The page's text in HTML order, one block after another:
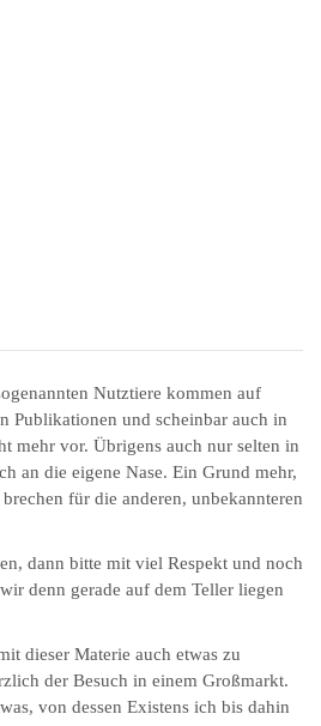
Nutztiere kommen auf
Publikationen und scheinbar auch in
mehr vor. Übrigens auch nur selten in
an die eigene Nase. Ein Grund mehr,
für die anderen, unbekannteren
dann bitte mit viel Respekt und noch
denn gerade auf dem Teller liegen
dieser Materie auch etwas zu
der Besuch in einem Großmarkt.
von dessen Existens ich bis dahin